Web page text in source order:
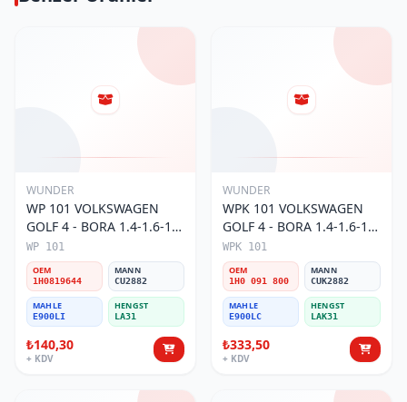
WUNDER
WP 101 VOLKSWAGEN
GOLF 4 - BORA 1.4-1.6-1.8
POLO III 1H0 819 644
Polen Filtresi
WP 101
OEM
1H0819644
MANN
CU2882
MAHLE
E900LI
HENGST
LA31
₺140,30
+ KDV
WUNDER
WPK 101 VOLKSWAGEN
GOLF 4 - BORA 1.4-1.6-1.8
POLO III KARBONLU 1H0
091 800 Polen Filtresi
WPK 101
OEM
1H0 091 800
MANN
CUK2882
MAHLE
E900LC
HENGST
LAK31
₺333,50
+ KDV